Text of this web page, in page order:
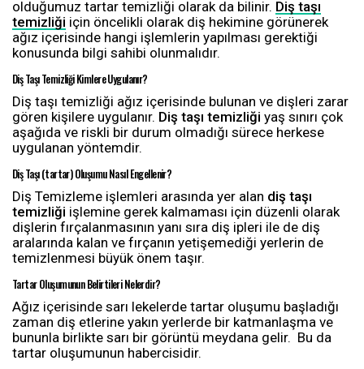
olduğumuz tartar temizliği olarak da bilinir. Diş taşı
temizliği için öncelikli olarak diş hekimine görünerek
ağız içerisinde hangi işlemlerin yapılması gerektiği
konusunda bilgi sahibi olunmalıdır.
Diş Taşı Temizliği Kimlere Uygulanır?
Diş taşı temizliği ağız içerisinde bulunan ve dişleri zarar
gören kişilere uygulanır. Diş taşı temizliği yaş sınırı çok
aşağıda ve riskli bir durum olmadığı sürece herkese
uygulanan yöntemdir.
Diş Taşı (tartar) Oluşumu Nasıl Engellenir?
Diş Temizleme işlemleri arasında yer alan diş taşı
temizliği işlemine gerek kalmaması için düzenli olarak
dişlerin fırçalanmasının yanı sıra diş ipleri ile de diş
aralarında kalan ve fırçanın yetişemediği yerlerin de
temizlenmesi büyük önem taşır.
Tartar Oluşumunun Belirtileri Nelerdir?
Ağız içerisinde sarı lekelerde tartar oluşumu başladığı
zaman diş etlerine yakın yerlerde bir katmanlaşma ve
bununla birlikte sarı bir görüntü meydana gelir. Bu da
tartar oluşumunun habercisidir.